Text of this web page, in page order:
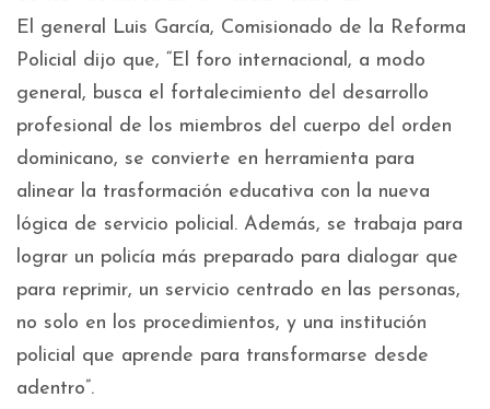
El general Luis García, Comisionado de la Reforma
Policial dijo que, “El foro internacional, a modo
general, busca el fortalecimiento del desarrollo
profesional de los miembros del cuerpo del orden
dominicano, se convierte en herramienta para
alinear la trasformación educativa con la nueva
lógica de servicio policial. Además, se trabaja para
lograr un policía más preparado para dialogar que
para reprimir, un servicio centrado en las personas,
no solo en los procedimientos, y una institución
policial que aprende para transformarse desde
adentro”.